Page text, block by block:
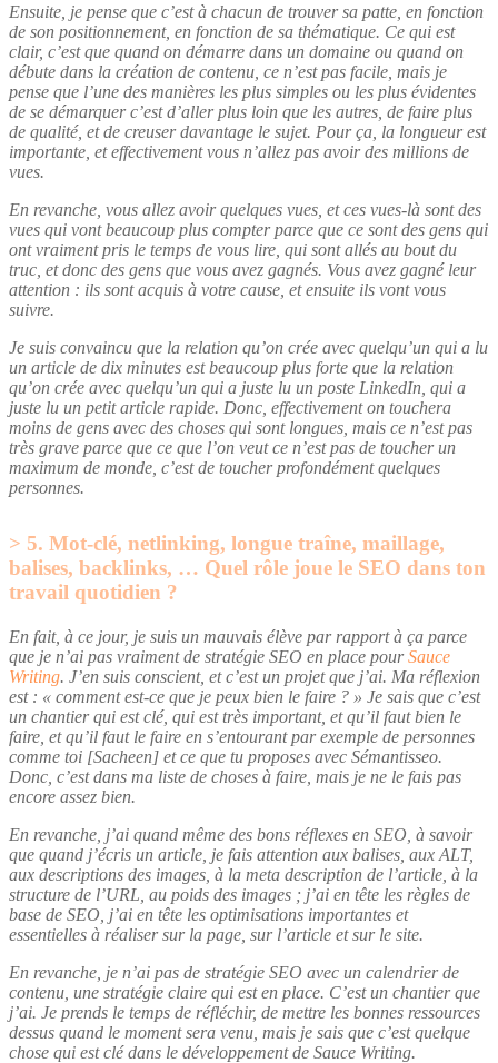
Ensuite, je pense que c’est à chacun de trouver sa patte, en fonction
de son positionnement, en fonction de sa thématique. Ce qui est
clair, c’est que quand on démarre dans un domaine ou quand on
débute dans la création de contenu, ce n’est pas facile, mais je
pense que l’une des manières les plus simples ou les plus évidentes
de se démarquer c’est d’aller plus loin que les autres, de faire plus
de qualité, et de creuser davantage le sujet. Pour ça, la longueur est
importante, et effectivement vous n’allez pas avoir des millions de
vues.
En revanche, vous allez avoir quelques vues, et ces vues-là sont des
vues qui vont beaucoup plus compter parce que ce sont des gens qui
ont vraiment pris le temps de vous lire, qui sont allés au bout du
truc, et donc des gens que vous avez gagnés. Vous avez gagné leur
attention : ils sont acquis à votre cause, et ensuite ils vont vous
suivre.
Je suis convaincu que la relation qu’on crée avec quelqu’un qui a lu
un article de dix minutes est beaucoup plus forte que la relation
qu’on crée avec quelqu’un qui a juste lu un poste LinkedIn, qui a
juste lu un petit article rapide. Donc, effectivement on touchera
moins de gens avec des choses qui sont longues, mais ce n’est pas
très grave parce que ce que l’on veut ce n’est pas de toucher un
maximum de monde, c’est de toucher profondément quelques
personnes.
5. Mot-clé, netlinking, longue traîne, maillage,
balises, backlinks, … Quel rôle joue le SEO dans ton
travail quotidien ?
En fait, à ce jour, je suis un mauvais élève par rapport à ça parce
que je n’ai pas vraiment de stratégie SEO en place pourSauce
Writing. J’en suis conscient, et c’est un projet que j’ai. Ma réflexion
est : « comment est-ce que je peux bien le faire ? » Je sais que c’est
un chantier qui est clé, qui est très important, et qu’il faut bien le
faire, et qu’il faut le faire en s’entourant par exemple de personnes
comme toi [Sacheen] et ce que tu proposes avec Sémantisseo.
Donc, c’est dans ma liste de choses à faire, mais je ne le fais pas
encore assez bien.
En revanche, j’ai quand même des bons réflexes en SEO, à savoir
que quand j’écris un article, je fais attention aux balises, aux ALT,
aux descriptions des images, à la meta description de l’article, à la
structure de l’URL, au poids des images ; j’ai en tête les règles de
base de SEO, j’ai en tête les optimisations importantes et
essentielles à réaliser sur la page, sur l’article et sur le site.
En revanche, je n’ai pas de stratégie SEO avec un calendrier de
contenu, une stratégie claire qui est en place. C’est un chantier que
j’ai. Je prends le temps de réfléchir, de mettre les bonnes ressources
dessus quand le moment sera venu, mais je sais que c’est quelque
chose qui est clé dans le développement de Sauce Writing.